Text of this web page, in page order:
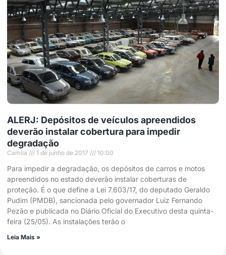
ALERJ: Depósitos de veículos apreendidos
deverão instalar cobertura para impedir
degradação
Camila 1 de junho de 2017 10:00
Para impedir a degradação, os depósitos de carros e motos
apreendidos no estado deverão instalar coberturas de
proteção. É o que define a Lei 7.603/17, do deputado Geraldo
Pudim (PMDB), sancionada pelo governador Luiz Fernando
Pezão e publicada no Diário Oficial do Executivo desta quinta-
feira (25/05). As instalações terão o
Leia Mais »